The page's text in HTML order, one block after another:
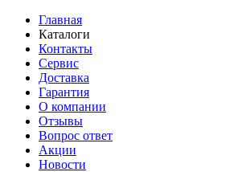
Главная
Каталоги
Контакты
Сервис
Доставка
Гарантия
О компании
Отзывы
Вопрос ответ
Акции
Новости